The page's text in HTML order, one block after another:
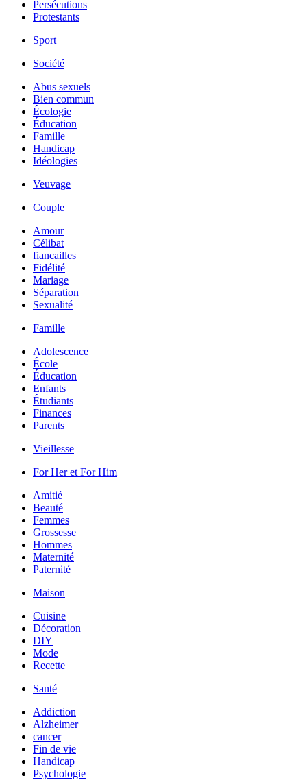
Persécutions
Protestants
Sport
Société
Abus sexuels
Bien commun
Écologie
Éducation
Famille
Handicap
Idéologies
Veuvage
Couple
Amour
Célibat
fiancailles
Fidélité
Mariage
Séparation
Sexualité
Famille
Adolescence
École
Éducation
Enfants
Étudiants
Finances
Parents
Vieillesse
For Her et For Him
Amitié
Beauté
Femmes
Grossesse
Hommes
Maternité
Paternité
Maison
Cuisine
Décoration
DIY
Mode
Recette
Santé
Addiction
Alzheimer
cancer
Fin de vie
Handicap
Psychologie